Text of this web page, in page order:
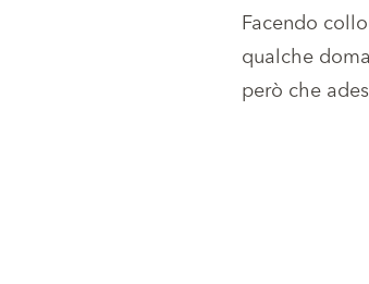
Facendo
qualche
però che